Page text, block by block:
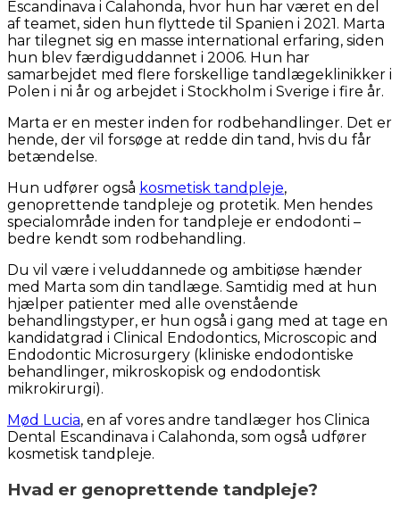
Escandinava i Calahonda, hvor hun har været en del
af teamet, siden hun flyttede til Spanien i 2021. Marta
har tilegnet sig en masse international erfaring, siden
hun blev færdiguddannet i 2006. Hun har
samarbejdet med flere forskellige tandlægeklinikker i
Polen i ni år og arbejdet i Stockholm i Sverige i fire år.
Marta er en mester inden for rodbehandlinger. Det er
hende, der vil forsøge at redde din tand, hvis du får
betændelse.
Hun udfører også kosmetisk tandpleje,
genoprettende tandpleje og protetik. Men hendes
specialområde inden for tandpleje er endodonti –
bedre kendt som rodbehandling.
Du vil være i veluddannede og ambitiøse hænder
med Marta som din tandlæge. Samtidig med at hun
hjælper patienter med alle ovenstående
behandlingstyper, er hun også i gang med at tage en
kandidatgrad i Clinical Endodontics, Microscopic and
Endodontic Microsurgery (kliniske endodontiske
behandlinger, mikroskopisk og endodontisk
mikrokirurgi).
Mød Lucia, en af vores andre tandlæger hos Clinica
Dental Escandinava i Calahonda, som også udfører
kosmetisk tandpleje.
Hvad er genoprettende tandpleje?